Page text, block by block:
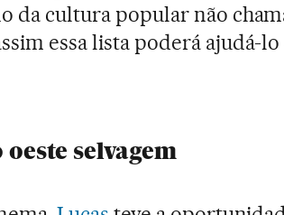
da cultura popular não
essa lista poderá ajudá-
oeste selvagem